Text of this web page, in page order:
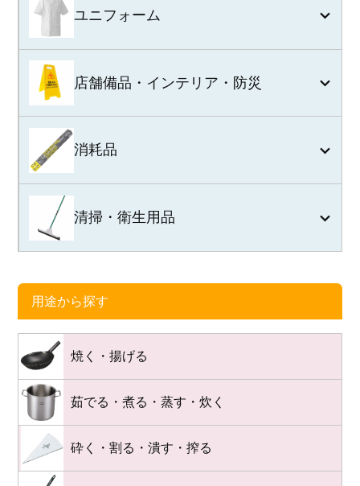
ユニフォーム
店舗備品・インテリア・防災
消耗品
清掃・衛生用品
用途から探す
焼く・揚げる
茹でる・煮る・蒸す・炊く
砕く・割る・潰す・搾る